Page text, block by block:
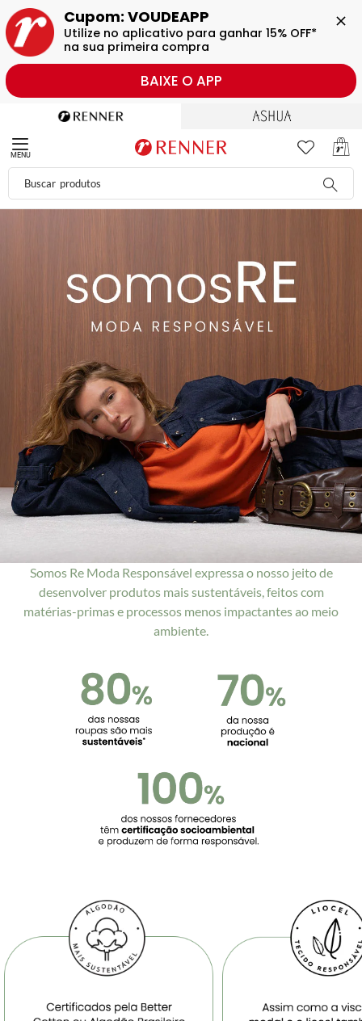
Cupom: VOUDEAPP
Utilize no aplicativo para ganhar 15% OFF*
na sua primeira compra
BAIXE O APP
MENU
Somos Re Moda Responsável expressa o nosso jeito de
desenvolver produtos mais sustentáveis, feitos com
matérias-primas e processos menos impactantes ao meio
ambiente.